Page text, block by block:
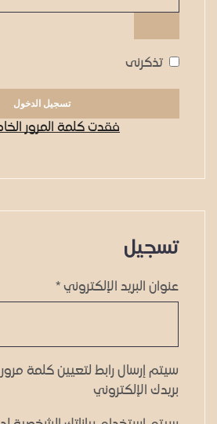
تذكرنى
تسجيل الدخول
فقدت كلمة المرور
تسجيل
عنوان البريد الإلكتروني*
سيتم إرسال رابط لتعيين كلمة
بريدك الإلكتروني